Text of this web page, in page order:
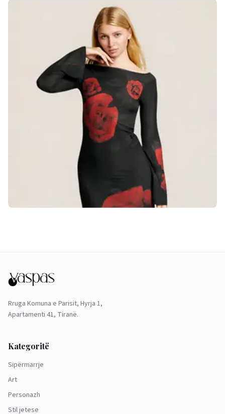
Rruga Komuna e Parisit, Hyrja 1,
Apartamenti 41, Tiranë.
Kategoritë
Sipërmarrje
Art
Personazh
Stil jetese